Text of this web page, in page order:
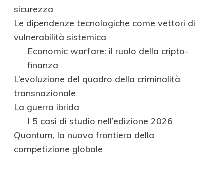
sicurezza
Le dipendenze tecnologiche come vettori di
vulnerabilità sistemica
Economic warfare: il ruolo della cripto-
finanza
L’evoluzione del quadro della criminalità
transnazionale
La guerra ibrida
I 5 casi di studio nell’edizione 2026
Quantum, la nuova frontiera della
competizione globale